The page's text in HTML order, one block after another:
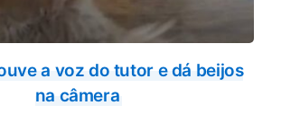
a voz do tutor e dá beijos
na câmera